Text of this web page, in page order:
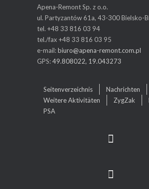
Apena-Remont Sp. z o.o.
ul. Partyzantów 61a, 43-300 Bielsko-
tel. +48 33 816 03 94
tel./fax +48 33 816 03 95
e-mail:biuro@apena-remont.com.pl
GPS:49.808022, 19.043273
Seitenverzeichnis
Nachrichten
Weitere Aktivitäten
ZygZak
PSA